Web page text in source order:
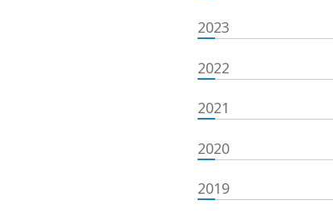
2023
2022
2021
2020
2019